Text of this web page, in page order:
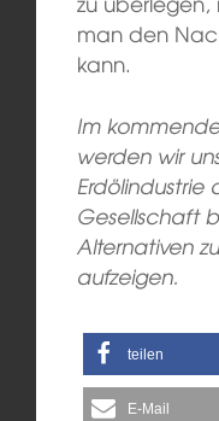
man den
kann.
Im
werden wir
Gesellschaft
Alternativen
aufzeigen.
teilen
E-Mail